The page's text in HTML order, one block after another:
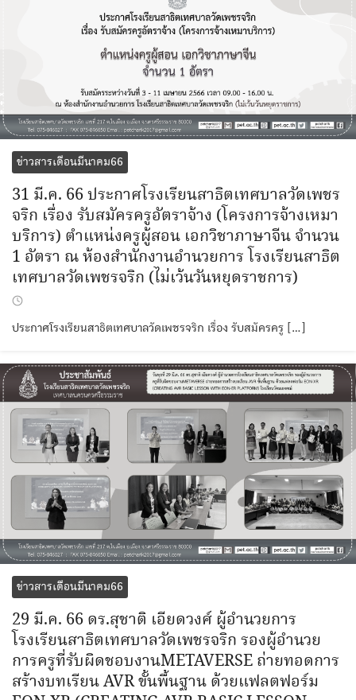
ข่าวสารเดือนมีนาคม66
31 มี.ค. 66 ประกาศโรงเรียนสาธิตเทศบาลวัดเพชร
จริก เรื่อง รับสมัครครูอัตราจ้าง (โครงการจ้างเหมา
บริการ) ตำแหน่งครูผู้สอน เอกวิชาภาษาจีน จำนวน
1 อัตรา ณ ห้องสำนักงานอำนวยการ โรงเรียนสาธิต
เทศบาลวัดเพชรจริก (ไม่เว้นวันหยุดราชการ)
ประกาศโรงเรียนสาธิตเทศบาลวัดเพชรจริก เรื่อง รับสมัครครู […]
ข่าวสารเดือนมีนาคม66
29 มี.ค. 66 ดร.สุชาติ เอียดวงศ์ ผู้อำนวยการ
โรงเรียนสาธิตเทศบาลวัดเพชรจริก รองผู้อำนวย
การครูที่รับผิดชอบงานMETAVERSE ถ่ายทอดการ
สร้างบทเรียน AVR ขั้นพื้นฐาน ด้วยแฟลตฟอร์ม